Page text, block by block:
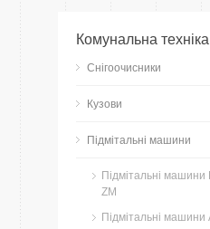
Комунальна техніка
Снігоочисники
Кузови
Підмітальні машини
Підмітальні машини
ZM
Підмітальні машини